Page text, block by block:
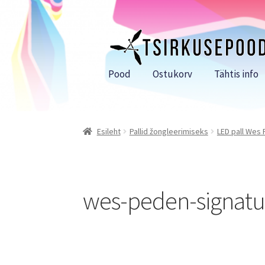
Liigu
navigeerimisele
Liigu
sisu
Pood Ostukorv Tähtis info
Esileht Pallid žongleerimiseks LED pall Wes
wes-peden-